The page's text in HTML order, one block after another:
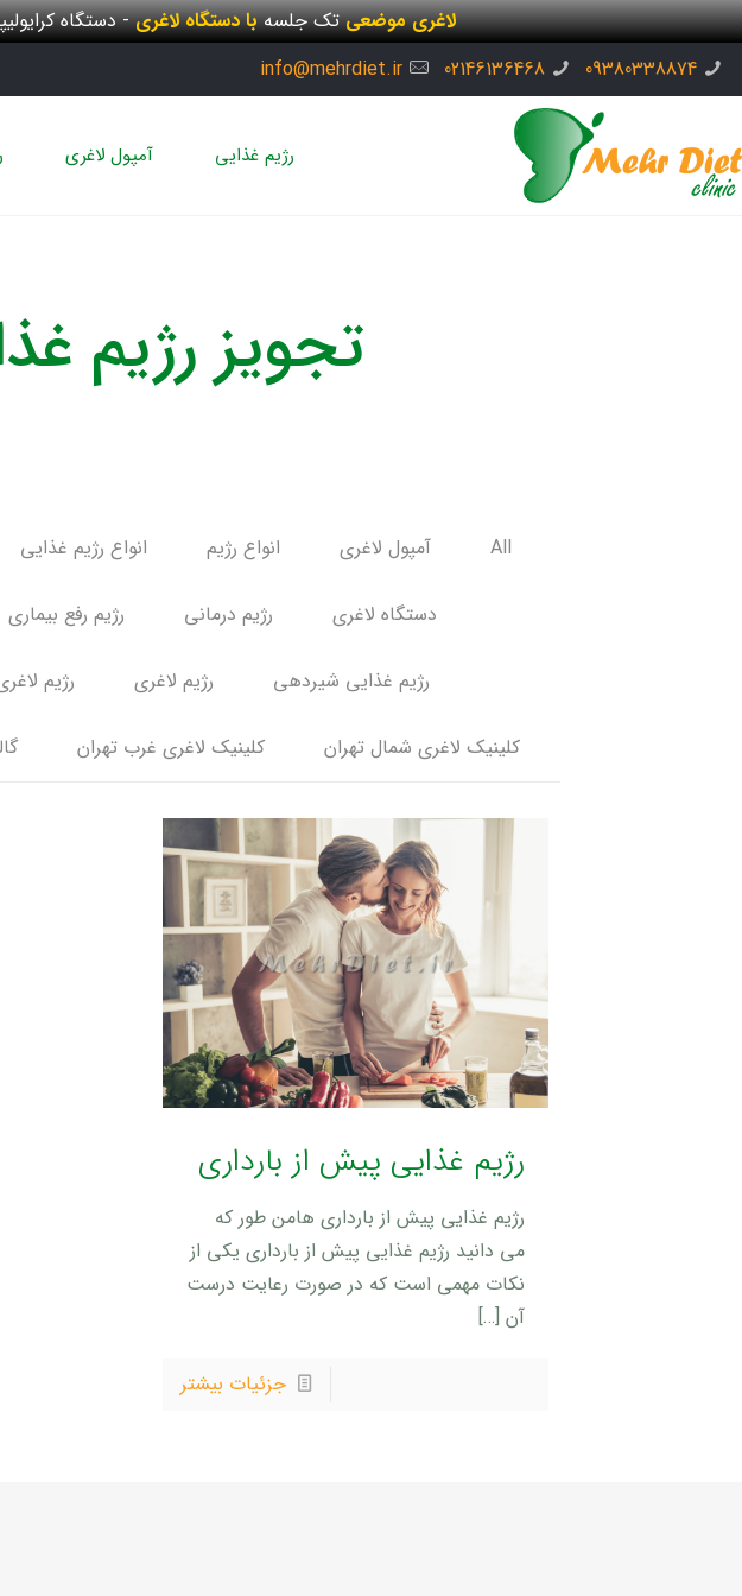
لاغری موضعیتک جلسهبا دستگاه لاغری- دستگاه
09380338874
02146136468
info@mehrdiet.ir
رژیم غذایی آمپول لاغری
تجویز رژیم
All آمپول لاغری انواع رژیم انواع رژیم غذایی
دستگاه لاغری رژیم درمانی رژیم رفع بیماری
رژیم غذایی شیردهی رژیم لاغری رژیم
کلینیک لاغری شمال تهران کلینیک لاغری غرب تهران
رژیم غذایی پیش از بارداری
رژیم غذایی پیش از بارداری هامن طور که
می دانید رژیم غذایی پیش از بارداری یکی از
نکات مهمی است که در صورت رعایت درست
آن[…]
جزئیات بیشتر